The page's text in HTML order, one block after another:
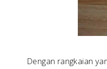
Dengan rangkaian